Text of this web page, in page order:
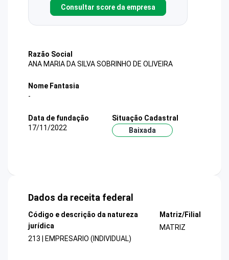
Consultar score da empresa
Razão Social
ANA MARIA DA SILVA SOBRINHO DE OLIVEIRA
Nome Fantasia
-
Data de fundação
17/11/2022
Situação Cadastral
Baixada
Dados da receita federal
Código e descrição da natureza
jurídica
213 | EMPRESARIO (INDIVIDUAL)
Matriz/Filial
MATRIZ